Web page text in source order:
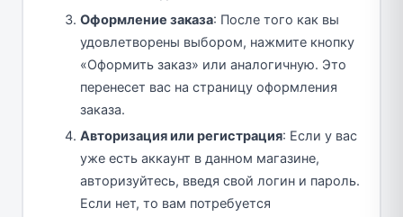
Оформление заказа: После того как вы
удовлетворены выбором, нажмите кнопку
«Оформить заказ» или аналогичную. Это
перенесет вас на страницу оформления
заказа.
Авторизация или регистрация: Если у вас
уже есть аккаунт в данном магазине,
авторизуйтесь, введя свой логин и пароль.
Если нет, то вам потребуется